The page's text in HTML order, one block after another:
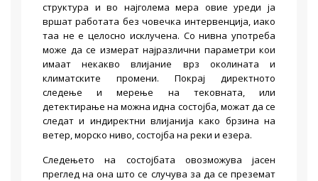
структура и во најголема мера овие уреди ја
вршат работата без човечка интервенција, иако
таа не е целосно исклучена. Со нивна употреба
можe да се измерат најразлични параметри кои
имаат некакво влијание врз околината и
климатските промени. Покрај директното
следење и мерење на тековната, или
детектирање на можна идна состојба, можат да се
следат и индиректни влијанија како брзина на
ветер, морско ниво, состојба на реки и езера.
Следењето на состојбата овозможува јасен
преглед на она што се случува за да се преземат